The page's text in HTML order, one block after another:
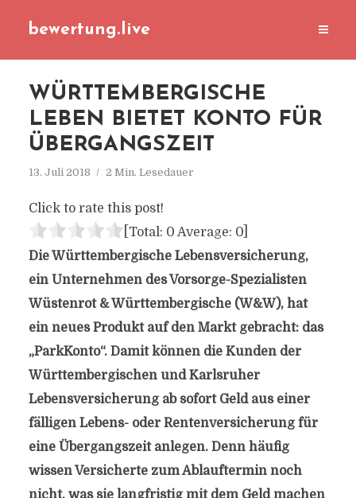
bewertung.live
WÜRTTEMBERGISCHE
LEBEN BIETET KONTO FÜR
ÜBERGANGSZEIT
13. Juli 2018 2 Min. Lesedauer
Click to rate this post!
[Total: 0 Average: 0]
Die Württembergische Lebensversicherung,
ein Unternehmen des Vorsorge-Spezialisten
Wüstenrot & Württembergische (W&W), hat
ein neues Produkt auf den Markt gebracht: das
„ParkKonto“. Damit können die Kunden der
Württembergischen und Karlsruher
Lebensversicherung ab sofort Geld aus einer
fälligen Lebens- oder Rentenversicherung für
eine Übergangszeit anlegen. Denn häufig
wissen Versicherte zum Ablauftermin noch
nicht, was sie langfristig mit dem Geld machen